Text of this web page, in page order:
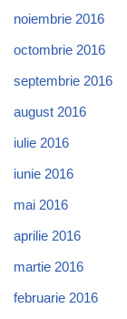
noiembrie 2016
octombrie 2016
septembrie 2016
august 2016
iulie 2016
iunie 2016
mai 2016
aprilie 2016
martie 2016
februarie 2016